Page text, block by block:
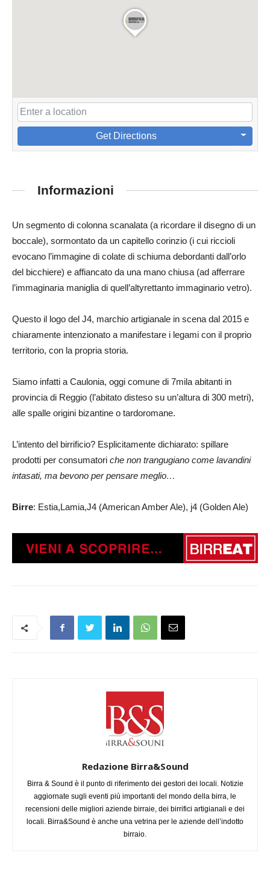
Get Directions
Informazioni
Un segmento di colonna scanalata (a ricordare il disegno di un
boccale), sormontato da un capitello corinzio (i cui riccioli
evocano l’immagine di colate di schiuma debordanti dall’orlo
del bicchiere) e affiancato da una mano chiusa (ad afferrare
l’immaginaria maniglia di quell’altyrettanto immaginario vetro).
Questo il logo del J4, marchio artigianale in scena dal 2015 e
chiaramente intenzionato a manifestare i legami con il proprio
territorio, con la propria storia.
Siamo infatti a Caulonia, oggi comune di 7mila abitanti in
provincia di Reggio (l’abitato disteso su un’altura di 300 metri),
alle spalle origini bizantine o tardoromane.
L’intento del birrificio? Esplicitamente dichiarato: spillare
prodotti per consumatori che non trangugiano come lavandini
intasati, ma bevono per pensare meglio…
Birre: Estia,Lamia,J4 (American Amber Ale), j4 (Golden Ale)
Redazione Birra&Sound
Birra & Sound è il punto di riferimento dei gestori dei locali. Notizie
aggiornate sugli eventi più importanti del mondo della birra, le
recensioni delle migliori aziende birraie, dei birrifici artigianali e dei
locali. Birra&Sound è anche una vetrina per le aziende dell’indotto
birraio.